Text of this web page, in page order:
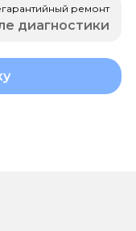
ремонт
диагностики